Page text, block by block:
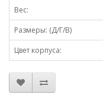
Вес:
Размеры: (Д/Г/В)
Цвет корпуса: